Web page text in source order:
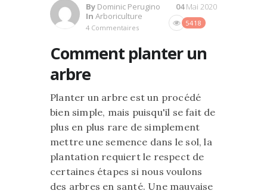
By Dominic Perugino
In Arboriculture
4 Commentaires
5418
04Mai 2020
Comment planter un
arbre
Planter un arbre est un procédé
bien simple, mais puisqu'il se fait de
plus en plus rare de simplement
mettre une semence dans le sol, la
plantation requiert le respect de
certaines étapes si nous voulons
des arbres en santé. Une mauvaise